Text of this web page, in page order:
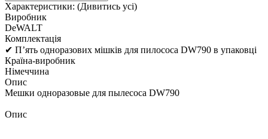
Характеристики: (Дивитись усі)
Виробник
DeWALT
Комплектація
✔ П’ять одноразових мішків для пилососа DW790 в упаковці
Країна-виробник
Німеччина
Опис
Мешки одноразовые для пылесоса DW790
Опис